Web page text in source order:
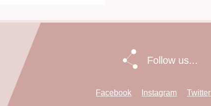
Follow us...
Facebook Instagram Twitter